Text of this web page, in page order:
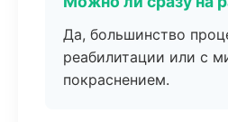
Да, большинство
реабилитации или с
покраснением.